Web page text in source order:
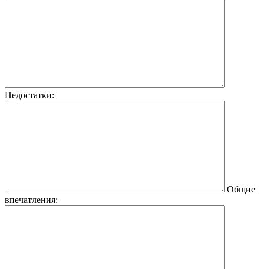
Недостатки:
Общие
впечатления: